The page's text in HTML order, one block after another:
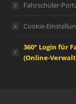
Fahrschüler-
Cookie-
360° Login für
(Online-